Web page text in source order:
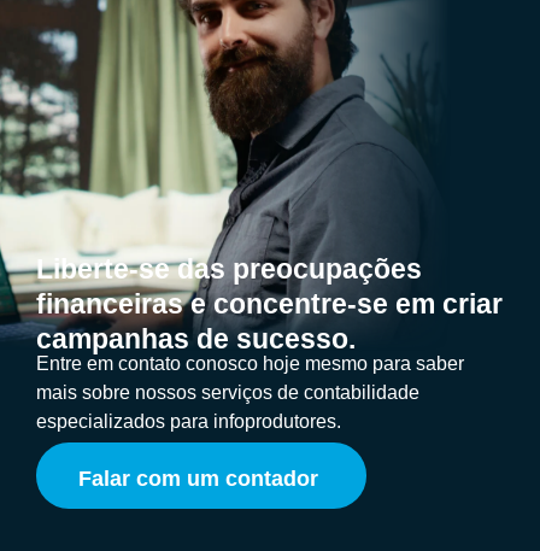
Liberte-se das preocupações
financeiras e concentre-se em criar
campanhas de sucesso.
Entre em contato conosco hoje mesmo para saber
mais sobre nossos serviços de contabilidade
especializados para infoprodutores.
Falar com um contador